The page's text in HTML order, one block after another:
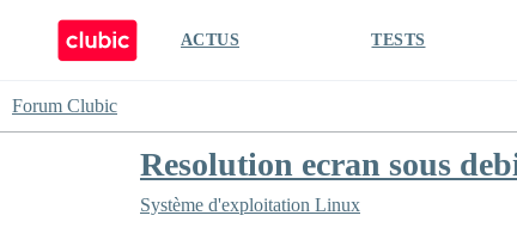
ACTUS TESTS
Forum Clubic
Resolution ecran sous
Système d'exploitation Linux